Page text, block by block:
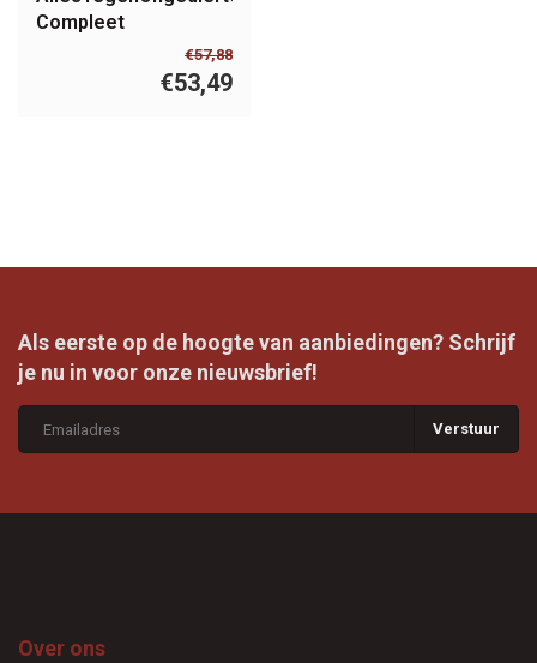
Compleet
Rattenklem Pakket -
€57,88
€53,49
Als eerste op de hoogte van aanbiedingen? Schrijf
je nu in voor onze nieuwsbrief!
Verstuur
Over ons